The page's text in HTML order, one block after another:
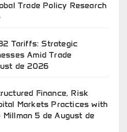
Trade Policy Research
Tariffs: Strategic
Amid Trade
de 2026
Finance, Risk
Markets Practices with
5 de August de